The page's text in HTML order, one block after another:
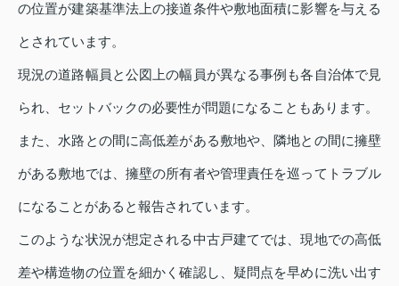
の位置が建築基準法上の接道条件や敷地面積に影響を与える
とされています。
現況の道路幅員と公図上の幅員が異なる事例も各自治体で見
られ、セットバックの必要性が問題になることもあります。
また、水路との間に高低差がある敷地や、隣地との間に擁壁
がある敷地では、擁壁の所有者や管理責任を巡ってトラブル
になることがあると報告されています。
このような状況が想定される中古戸建てでは、現地での高低
差や構造物の位置を細かく確認し、疑問点を早めに洗い出す